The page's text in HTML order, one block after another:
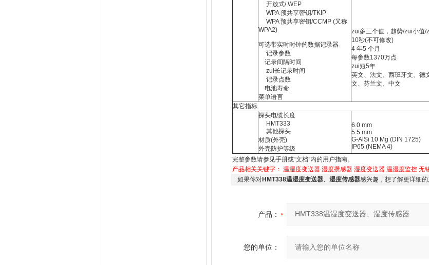
开放式/ WEP
WPA 预共享密钥/TKIP
WPA 预共享密钥/CCMP (又称
WPA2)
可选带实时时钟的数据记录器
记录参数
记录间隔时间
zui长记录时间
记录点数
电池寿命
菜单语言
zui多三个值，趋势/zui小值/
10秒(不可修改)
4 年5 个月
每参数1370万点
zui短5年
英文、法文、西班牙文、德
文、芬兰文、中文
其它指标
探头电缆长度
HMT333
其他探头
材质(外壳)
外壳防护等级
6.0 mm
5.5 mm
G-AlSi 10 Mg (DIN 1725)
IP65 (NEMA 4)
完整参数请参见手册或“文档”内的用户指南。
产品相关关键字： 温湿度变送器 湿度攒感器 湿度变送器 温湿度监控 无
如果你对HMT338温湿度变送器、湿度传感器感兴趣，想了解更详细
产品：
您的单位：